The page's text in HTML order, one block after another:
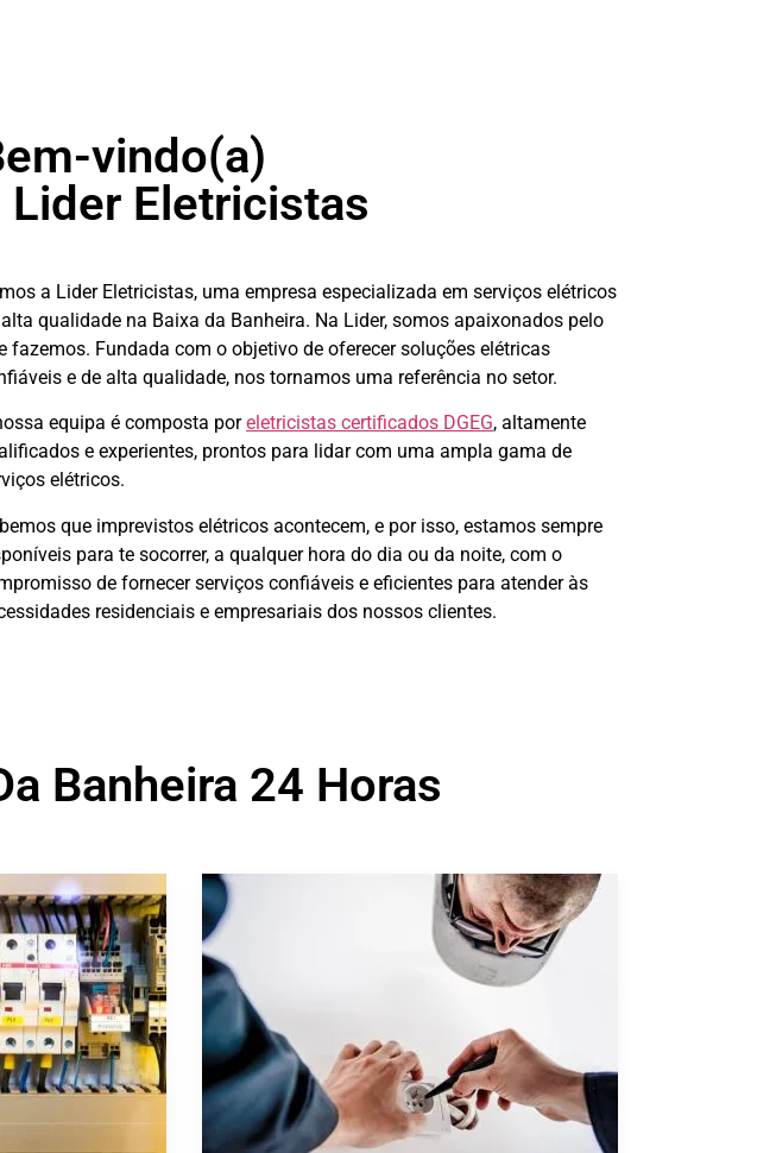
vindo(a)
Lider Eletricistas
a Lider Eletricistas, uma empresa especializada em serviços elétricos
qualidade na Baixa da Banheira. Na Lider, somos apaixonados pelo
fazemos. Fundada com o objetivo de oferecer soluções elétricas
e de alta qualidade, nos tornamos uma referência no setor.
equipa é composta poreletricistas certificados DGEG, altamente
e experientes, prontos para lidar com uma ampla gama de
elétricos.
que imprevistos elétricos acontecem, e por isso, estamos sempre
para te socorrer, a qualquer hora do dia ou da noite, com o
de fornecer serviços confiáveis e eficientes para atender às
residenciais e empresariais dos nossos clientes.
Banheira 24 Horas